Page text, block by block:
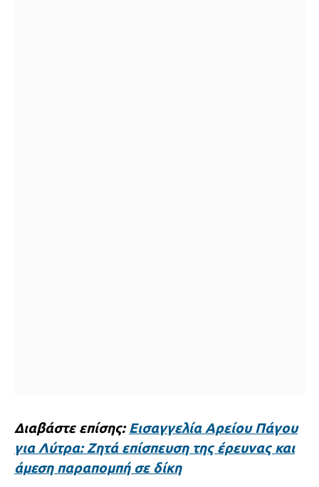
Διαβάστε επίσης:Εισαγγελία Αρείου Πάγου
για Λύτρα: Ζητά επίσπευση της έρευνας και
άμεση παραπομπή σε δίκη